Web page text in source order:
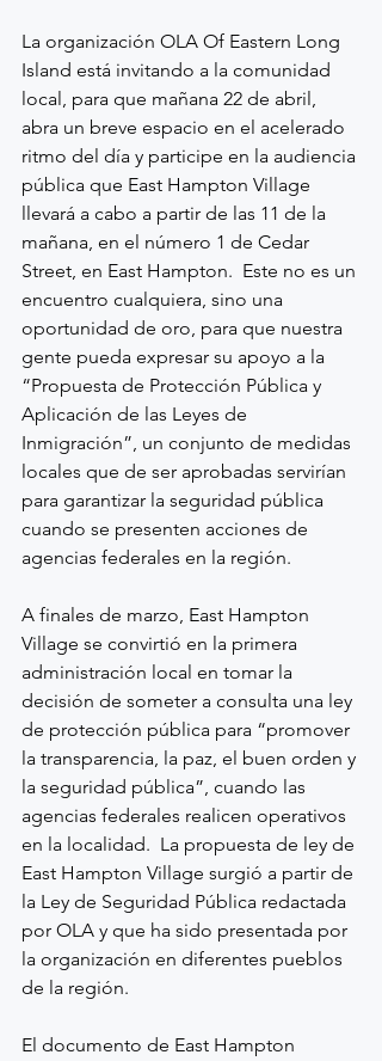
La organización OLA Of Eastern Long
Island está invitando a la comunidad
local, para que mañana 22 de abril,
abra un breve espacio en el acelerado
ritmo del día y participe en la audiencia
pública que East Hampton Village
llevará a cabo a partir de las 11 de la
mañana, en el número 1 de Cedar
Street, en East Hampton.  Este no es un
encuentro cualquiera, sino una
oportunidad de oro, para que nuestra
gente pueda expresar su apoyo a la
“Propuesta de Protección Pública y
Aplicación de las Leyes de
Inmigración”, un conjunto de medidas
locales que de ser aprobadas servirían
para garantizar la seguridad pública
cuando se presenten acciones de
agencias federales en la región.
A finales de marzo, East Hampton
Village se convirtió en la primera
administración local en tomar la
decisión de someter a consulta una ley
de protección pública para “promover
la transparencia, la paz, el buen orden y
la seguridad pública”, cuando las
agencias federales realicen operativos
en la localidad.  La propuesta de ley de
East Hampton Village surgió a partir de
la Ley de Seguridad Pública redactada
por OLA y que ha sido presentada por
la organización en diferentes pueblos
de la región.
El documento de East Hampton